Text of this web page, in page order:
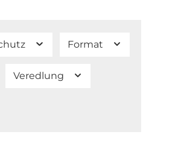
Format
Veredlung